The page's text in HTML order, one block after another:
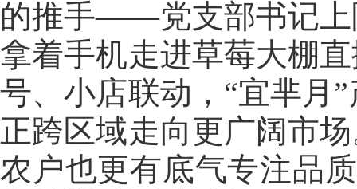
的推手——党支部书记上
拿着手机走进草莓大棚
号、小店联动，“宜芈月
正跨区域走向更广阔市
农户也更有底气专注品